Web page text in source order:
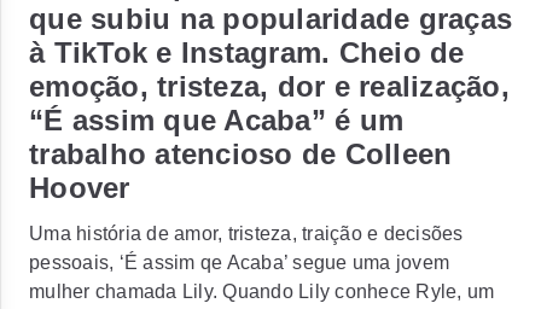
que subiu na popularidade graças
à TikTok e Instagram. Cheio de
emoção, tristeza, dor e realização,
“É assim que Acaba” é um
trabalho atencioso de Colleen
Hoover
Uma história de amor, tristeza, traição e decisões
pessoais, ‘É assim qe Acaba’ segue uma jovem
mulher chamada Lily. Quando Lily conhece Ryle, um